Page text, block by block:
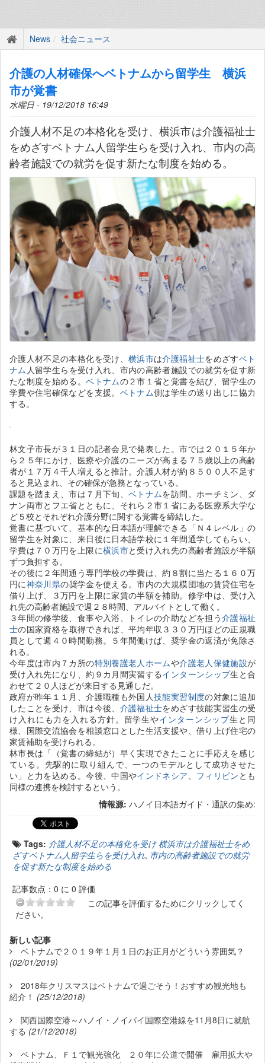
News 社会ニュース
介護の人材確保へベトナムから留学生 横浜
市が覚書
水曜日 - 19/12/2018 16:49
介護人材不足の本格化を受け、横浜市は介護福祉士
をめざすベトナム人留学生らを受け入れ、市内の高
齢者施設での就労を促す新たな制度を始める。
介護人材不足の本格化を受け、 横浜市は介護福祉士をめざすベト
ナム 人留学生らを受け入れ、市内の高齢者施設での就労を促す新
たな制度を始める。ベトナムの２市１省と覚書を結び、留学生の
学費や住宅確保などを支援。 ベトナム側は学生の送り出しに協力
する。
林文子市長が３１日の記者会見で発表した。市では２０１５年か
ら２５年にかけ、医療や介護のニーズが高まる７５歳以上の高齢
者が１７万４千人増えると推計。介護人材が約８５００人不足す
ると見込まれ、その確保が急務となっている。
課題を踏まえ、市は７月下旬、 ベトナムを訪問。ホーチミン、ダ
ナン両市とフエ省とともに、それら２市１省にある医療系大学な
ど５校とそれぞれ介護分野に関する覚書を締結した。
覚書に基づいて、基本的な日本語が理解できる「Ｎ４レベル」の
留学生を対象に、来日後に日本語学校に１年間通学してもらい、
学費は７０万円を上限に横浜市と受け入れ先の高齢者施設が半額
ずつ負担する。
その後に２年間通う専門学校の学費は、約８割に当たる１６０万
円に神奈川県の奨学金を使える。市内の大規模団地の賃貸住宅を
借り上げ、３万円を上限に家賃の半額を補助。修学中は、受け入
れ先の高齢者施設で週２８時間、アルバイトとして働く。
３年間の修学後、食事や入浴、トイレの介助などを担う介護福祉
士の国家資格を取得できれば、平均年収３３０万円ほどの正規職
員として週４０時間勤務。５年間働けば、奨学金の返済が免除さ
れる。
今年度は市内７カ所の特別養護老人ホームや介護老人保健施設が
受け入れ先になり、約９カ月間実習するインターンシップ生と合
わせて２０人ほどが来日する見通しだ。
政府が昨年１１月、介護職種も外国人技能実習制度の対象に追加
したことを受け、市は今後、 介護福祉士をめざす技能実習生の受
け入れにも力を入れる方針。留学生やインターンシップ生と同
様、国際交流協会を相談窓口とした生活支援や、借り上げ住宅の
家賃補助を受けられる。
林市長は「（覚書の締結が）早く実現できたことに手応えを感じ
ている。先駆的に取り組んで、一つのモデルとして成功させた
い」と力を込める。今後、中国やインドネシア、 フィリピン とも
同様の連携を検討するという。
情報源: ハノイ日本語ガイド・通訳の集め:
Tags: 介護人材不足の本格化を受け 横浜市は介護福祉士をめ
ざすベトナム人留学生らを受け入れ, 市内の高齢者施設での就労
を促す新たな制度を始める
記事数点：0 に 0 評価
この記事を評価するためにクリックしてく
ださい。
新しい記事
ベトナムで２０１９年１月１日のお正月がどういう雰囲気？
(02/01/2019)
2018年クリスマスはベトナムで過ごそう！おすすめ観光地も
紹介！ (25/12/2018)
関西国際空港～ハノイ・ノイバイ国際空港線を11月8日に就航
する (21/12/2018)
ベトナム、Ｆ１で観光強化 ２０年に公道で開催 雇用拡大や